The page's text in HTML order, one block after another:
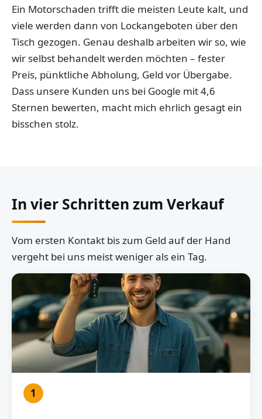
Ein Motorschaden trifft die meisten Leute kalt, und
viele werden dann von Lockangeboten über den
Tisch gezogen. Genau deshalb arbeiten wir so, wie
wir selbst behandelt werden möchten – fester
Preis, pünktliche Abholung, Geld vor Übergabe.
Dass unsere Kunden uns bei Google mit 4,6
Sternen bewerten, macht mich ehrlich gesagt ein
bisschen stolz.
In vier Schritten zum Verkauf
Vom ersten Kontakt bis zum Geld auf der Hand
vergeht bei uns meist weniger als ein Tag.
1